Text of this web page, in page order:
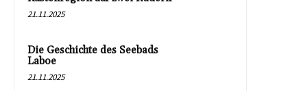
21.11.2025
Die Geschichte des Seebads
Laboe
21.11.2025